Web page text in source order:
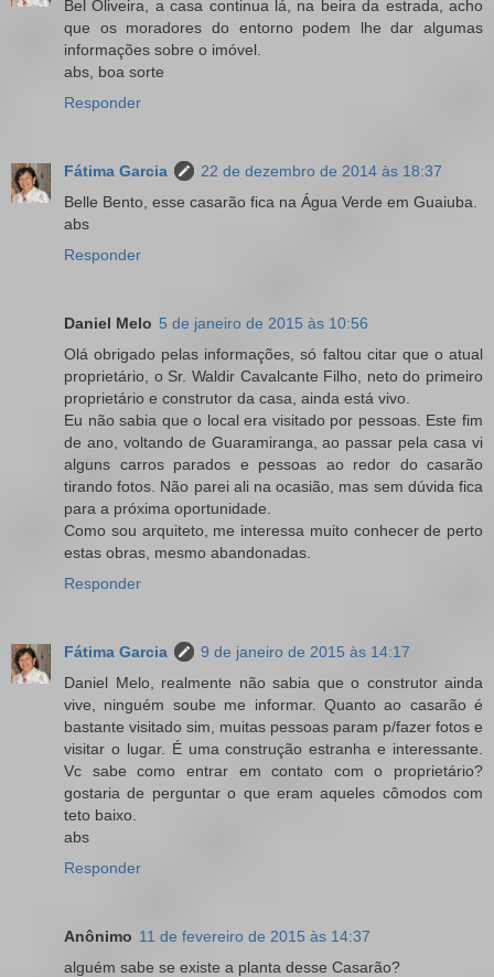
Bel Oliveira, a casa continua lá, na beira da estrada, acho
que os moradores do entorno podem lhe dar algumas
informações sobre o imóvel.
abs, boa sorte
Responder
Fátima Garcia
22 de dezembro de 2014 às 18:37
Belle Bento, esse casarão fica na Água Verde em Guaiuba.
abs
Responder
Daniel Melo 5 de janeiro de 2015 às 10:56
Olá obrigado pelas informações, só faltou citar que o atual
proprietário, o Sr. Waldir Cavalcante Filho, neto do primeiro
proprietário e construtor da casa, ainda está vivo.
Eu não sabia que o local era visitado por pessoas. Este fim
de ano, voltando de Guaramiranga, ao passar pela casa vi
alguns carros parados e pessoas ao redor do casarão
tirando fotos. Não parei ali na ocasião, mas sem dúvida fica
para a próxima oportunidade.
Como sou arquiteto, me interessa muito conhecer de perto
estas obras, mesmo abandonadas.
Responder
Fátima Garcia
9 de janeiro de 2015 às 14:17
Daniel Melo, realmente não sabia que o construtor ainda
vive, ninguém soube me informar. Quanto ao casarão é
bastante visitado sim, muitas pessoas param p/fazer fotos e
visitar o lugar. É uma construção estranha e interessante.
Vc sabe como entrar em contato com o proprietário?
gostaria de perguntar o que eram aqueles cômodos com
teto baixo.
abs
Responder
Anônimo 11 de fevereiro de 2015 às 14:37
alguém sabe se existe a planta desse Casarão?